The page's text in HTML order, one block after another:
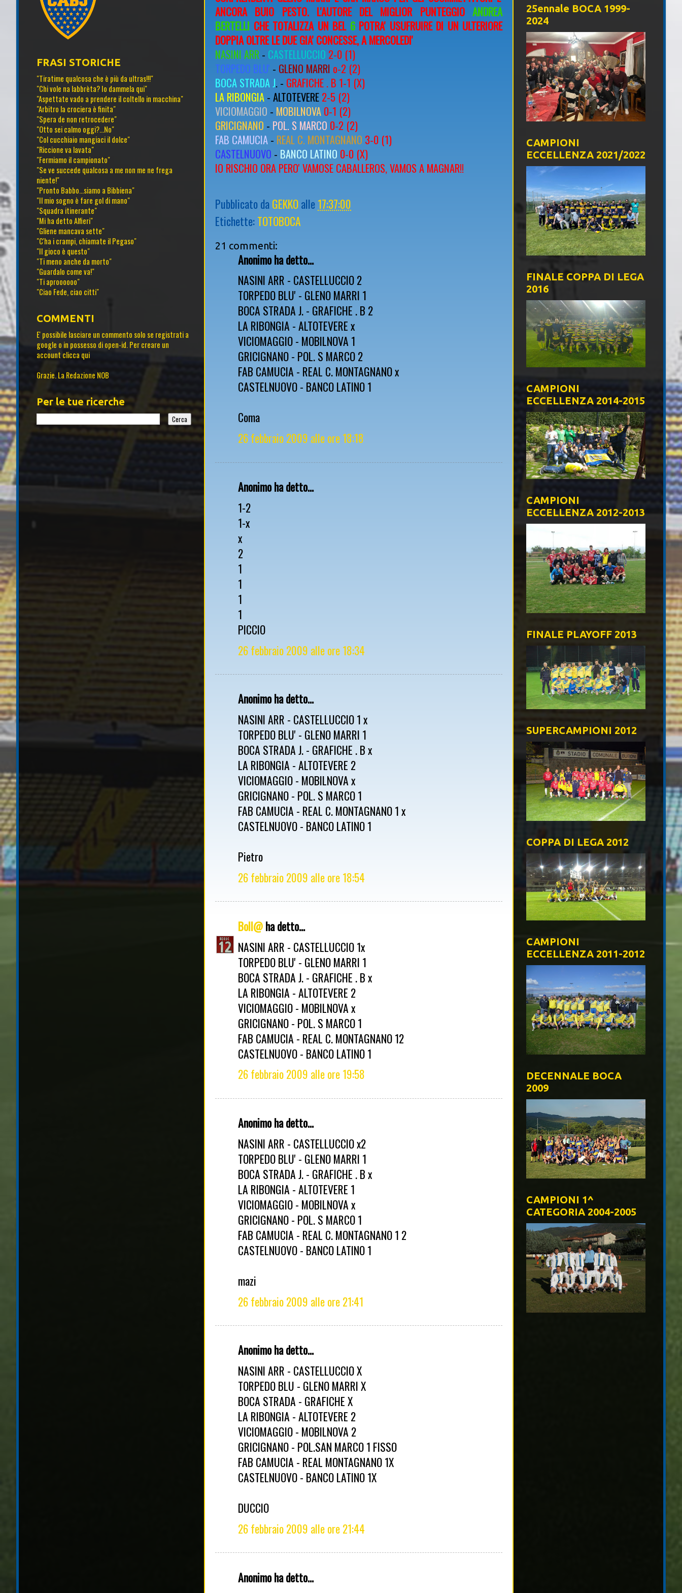
ANCORA BUIO PESTO. L'AUTORE DEL MIGLIOR PUNTEGGIO ANDREA
BERTELLI CHE TOTALIZZA UN BEL 6 POTRA' USUFRUIRE DI UN ULTERIORE
DOPPIA OLTRE LE DUE GIA' CONCESSE, A MERCOLEDI'
NASINI ARR - CASTELLUCCIO 2-0 (1)
TORPEDO BLU' - GLENO MARRI o-2 (2)
BOCA STRADA J. - GRAFICHE . B 1-1 (X)
LA RIBONGIA - ALTOTEVERE 2-5 (2)
VICIOMAGGIO - MOBILNOVA 0-1 (2)
GRICIGNANO - POL. S MARCO 0-2 (2)
FAB CAMUCIA - REAL C. MONTAGNANO 3-0 (1)
CASTELNUOVO - BANCO LATINO 0-0 (X)
IO RISCHIO ORA PERO' VAMOSE CABALLEROS, VAMOS A MAGNAR!!
Pubblicato daGEKKOalle17:37:00
Etichette:TOTOBOCA
21 commenti:
Anonimo ha detto...
NASINI ARR - CASTELLUCCIO 2
TORPEDO BLU' - GLENO MARRI 1
BOCA STRADA J. - GRAFICHE . B 2
LA RIBONGIA - ALTOTEVERE x
VICIOMAGGIO - MOBILNOVA 1
GRICIGNANO - POL. S MARCO 2
FAB CAMUCIA - REAL C. MONTAGNANO x
CASTELNUOVO - BANCO LATINO 1
Coma
26 febbraio 2009 alle ore 18:18
Anonimo ha detto...
1-2
1-x
x
2
1
1
1
1
PICCIO
26 febbraio 2009 alle ore 18:34
Anonimo ha detto...
NASINI ARR - CASTELLUCCIO 1 x
TORPEDO BLU' - GLENO MARRI 1
BOCA STRADA J. - GRAFICHE . B x
LA RIBONGIA - ALTOTEVERE 2
VICIOMAGGIO - MOBILNOVA x
GRICIGNANO - POL. S MARCO 1
FAB CAMUCIA - REAL C. MONTAGNANO 1 x
CASTELNUOVO - BANCO LATINO 1
Pietro
26 febbraio 2009 alle ore 18:54
Boll@ha detto...
NASINI ARR - CASTELLUCCIO 1x
TORPEDO BLU' - GLENO MARRI 1
BOCA STRADA J. - GRAFICHE . B x
LA RIBONGIA - ALTOTEVERE 2
VICIOMAGGIO - MOBILNOVA x
GRICIGNANO - POL. S MARCO 1
FAB CAMUCIA - REAL C. MONTAGNANO 12
CASTELNUOVO - BANCO LATINO 1
26 febbraio 2009 alle ore 19:58
Anonimo ha detto...
NASINI ARR - CASTELLUCCIO x2
TORPEDO BLU' - GLENO MARRI 1
BOCA STRADA J. - GRAFICHE . B x
LA RIBONGIA - ALTOTEVERE 1
VICIOMAGGIO - MOBILNOVA x
GRICIGNANO - POL. S MARCO 1
FAB CAMUCIA - REAL C. MONTAGNANO 1 2
CASTELNUOVO - BANCO LATINO 1
mazi
26 febbraio 2009 alle ore 21:41
Anonimo ha detto...
NASINI ARR - CASTELLUCCIO X
TORPEDO BLU - GLENO MARRI X
BOCA STRADA - GRAFICHE X
LA RIBONGIA - ALTOTEVERE 2
VICIOMAGGIO - MOBILNOVA 2
GRICIGNANO - POL.SAN MARCO 1 FISSO
FAB CAMUCIA - REAL MONTAGNANO 1X
CASTELNUOVO - BANCO LATINO 1X
DUCCIO
26 febbraio 2009 alle ore 21:44
Anonimo ha detto...
FRASI STORICHE
"Tiratime qualcosa che è più da ultras!!!"
"Chi vole na labbrèta? Io dammela qui"
"Aspettate vado a prendere il coltello in macchina"
"Arbitro la crociera è finita"
"Spera de non retrocedere"
"Otto sei calmo oggi?...No"
"Col cucchiaio mangiaci il dolce"
"Riccione va lavata"
"Fermiamo il campionato"
"Se ve succede qualcosa a me non me ne frega
niente!"
"Pronto Babbo...siamo a Bibbiena"
"Il mio sogno è fare gol di mano"
"Squadra itinerante"
"Mi ha detto Alfieri"
"Gliene mancava sette"
"C'ha i crampi, chiamate il Pegaso"
"Il gioco è questo"
"Ti meno anche da morto"
"Guardalo come va!"
"Ti aproooooo"
"Ciao Fede, ciao citti"
COMMENTI
E' possibile lasciare un commento solo se registrati a
google o in possesso di open-id. Per creare un
account clicca qui
Grazie. La Redazione NOB
Per le tue ricerche
25ennale BOCA 1999-
2024
CAMPIONI
ECCELLENZA 2021/2022
FINALE COPPA DI LEGA
2016
CAMPIONI
ECCELLENZA 2014-2015
CAMPIONI
ECCELLENZA 2012-2013
FINALE PLAYOFF 2013
SUPERCAMPIONI 2012
COPPA DI LEGA 2012
CAMPIONI
ECCELLENZA 2011-2012
DECENNALE BOCA
2009
CAMPIONI 1^
CATEGORIA 2004-2005